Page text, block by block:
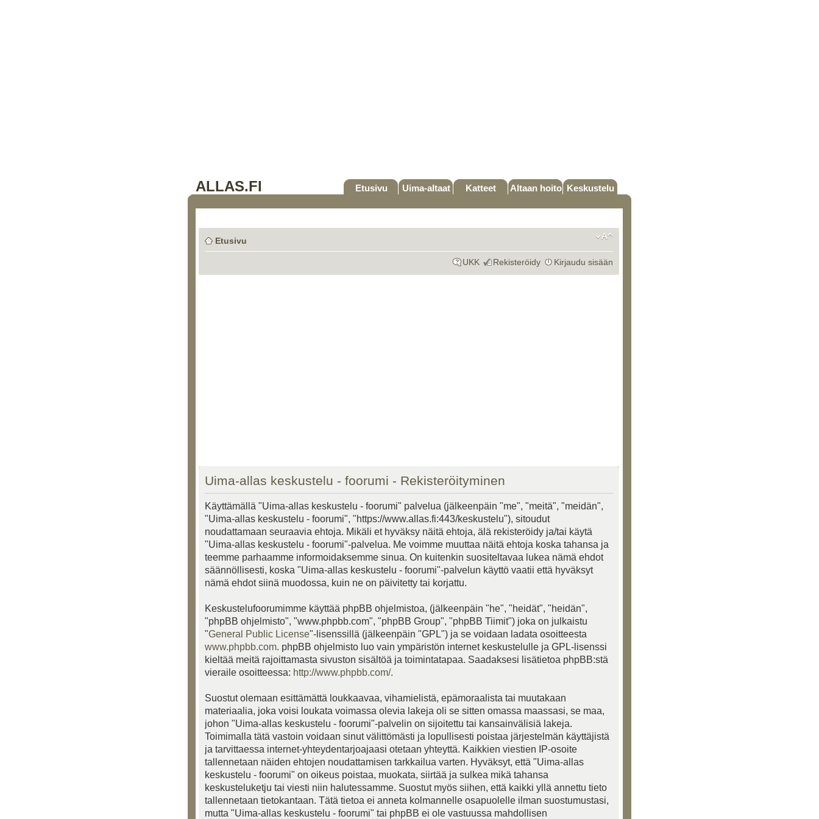
ALLAS.FI Etusivu Uima-altaat Katteet Altaan hoito Keskustelu
Etusivu
UKK Rekisteröidy Kirjaudu sisään
Uima-allas keskustelu - foorumi - Rekisteröityminen
Käyttämällä "Uima-allas keskustelu - foorumi" palvelua (jälkeenpäin "me", "meitä", "meidän",
"Uima-allas keskustelu - foorumi", "https://www.allas.fi:443/keskustelu"), sitoudut
noudattamaan seuraavia ehtoja. Mikäli et hyväksy näitä ehtoja, älä rekisteröidy ja/tai käytä
"Uima-allas keskustelu - foorumi"-palvelua. Me voimme muuttaa näitä ehtoja koska tahansa ja
teemme parhaamme informoidaksemme sinua. On kuitenkin suositeltavaa lukea nämä ehdot
säännöllisesti, koska "Uima-allas keskustelu - foorumi"-palvelun käyttö vaatii että hyväksyt
nämä ehdot siinä muodossa, kuin ne on päivitetty tai korjattu.
Keskustelufoorumimme käyttää phpBB ohjelmistoa, (jälkeenpäin "he", "heidät", "heidän",
"phpBB ohjelmisto", "www.phpbb.com", "phpBB Group", "phpBB Tiimit") joka on julkaistu
"General Public License"-lisenssillä (jälkeenpäin "GPL") ja se voidaan ladata osoitteesta
www.phpbb.com. phpBB ohjelmisto luo vain ympäristön internet keskustelulle ja GPL-lisenssi
kieltää meitä rajoittamasta sivuston sisältöä ja toimintatapaa. Saadaksesi lisätietoa phpBB:stä
vieraile osoitteessa: http://www.phpbb.com/.
Suostut olemaan esittämättä loukkaavaa, vihamielistä, epämoraalista tai muutakaan
materiaalia, joka voisi loukata voimassa olevia lakeja oli se sitten omassa maassasi, se maa,
johon "Uima-allas keskustelu - foorumi"-palvelin on sijoitettu tai kansainvälisiä lakeja.
Toimimalla tätä vastoin voidaan sinut välittömästi ja lopullisesti poistaa järjestelmän käyttäjistä
ja tarvittaessa internet-yhteydentarjoajaasi otetaan yhteyttä. Kaikkien viestien IP-osoite
tallennetaan näiden ehtojen noudattamisen tarkkailua varten. Hyväksyt, että "Uima-allas
keskustelu - foorumi" on oikeus poistaa, muokata, siirtää ja sulkea mikä tahansa
keskusteluketju tai viesti niin halutessamme. Suostut myös siihen, että kaikki yllä annettu tieto
tallennetaan tietokantaan. Tätä tietoa ei anneta kolmannelle osapuolelle ilman suostumustasi,
mutta "Uima-allas keskustelu - foorumi" tai phpBB ei ole vastuussa mahdollisen